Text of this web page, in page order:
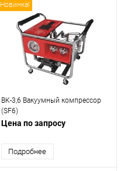
Новинка!
ВК-3,6 Вакуумный компрессор
(SF6)
Цена по запросу
Подробнее